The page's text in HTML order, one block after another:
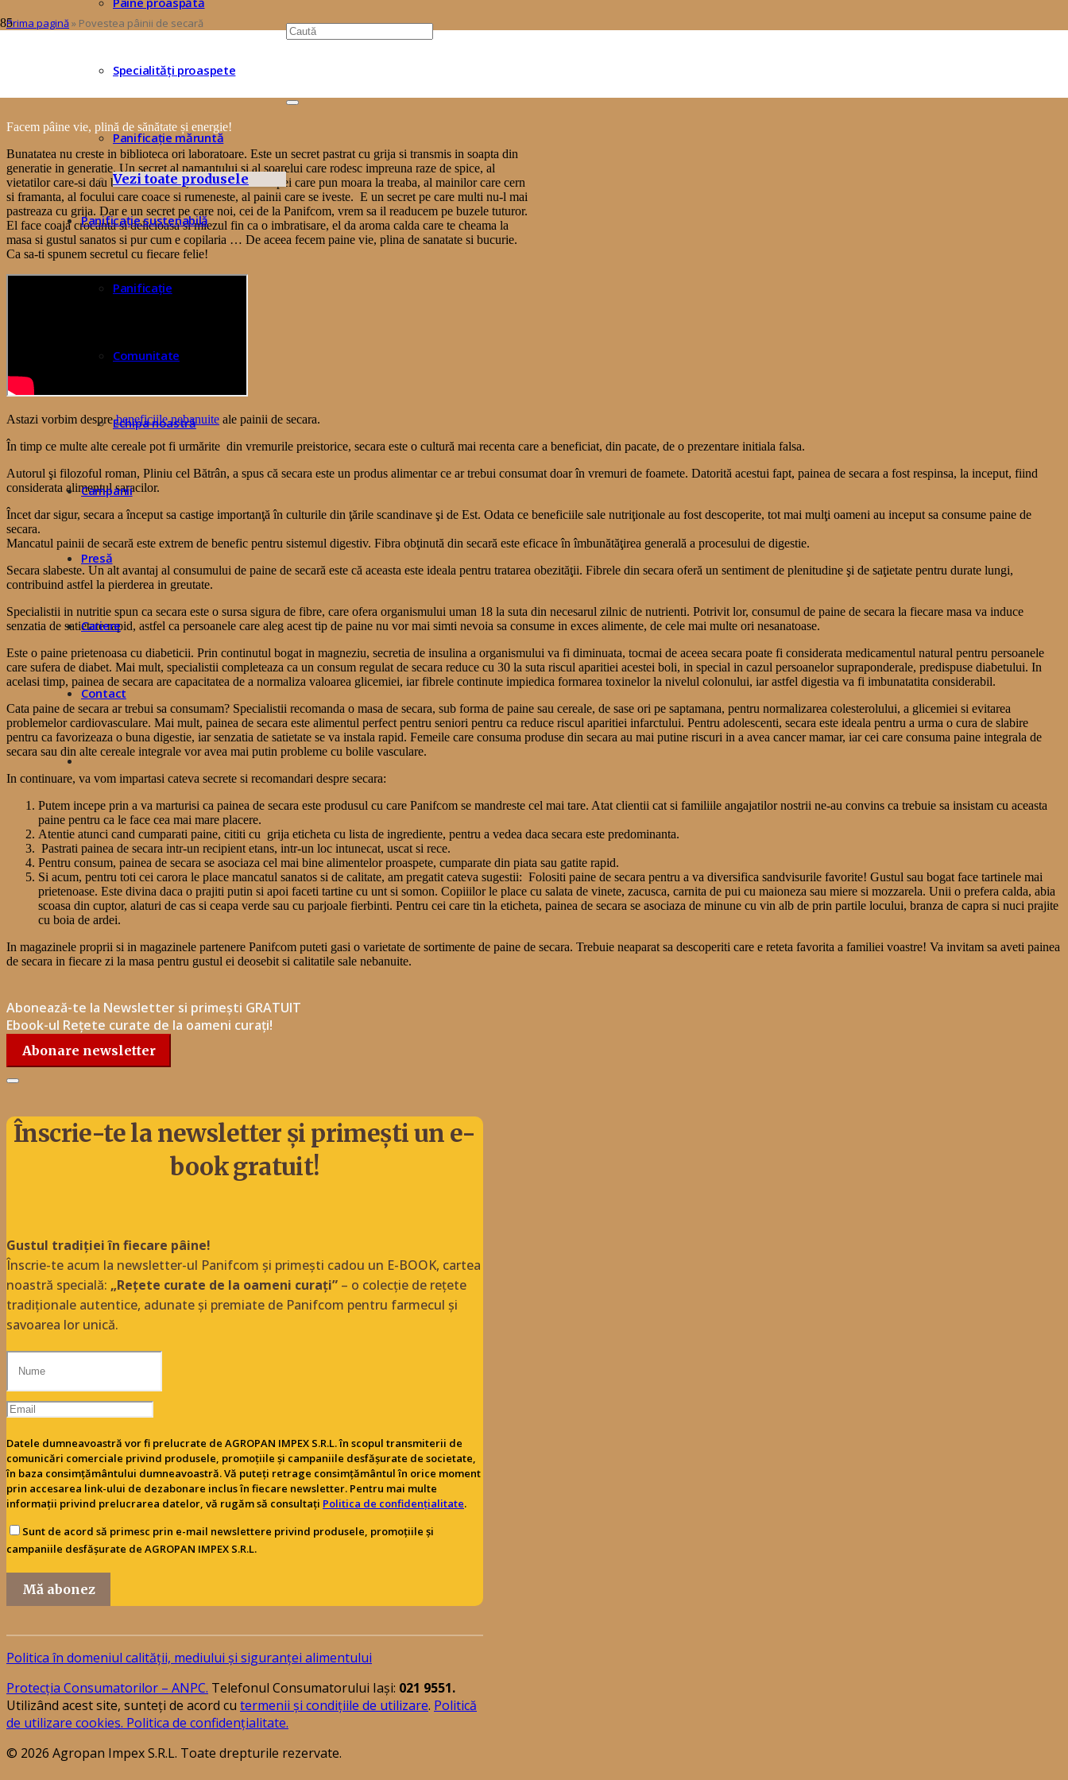
Specialități proaspete
Panificație măruntă
Vezi toate produsele
Panificație sustenabilă
Panificație
Comunitate
Echipa noastră
Campanii
Presă
Cariere
Contact
Prima pagină» Povestea pâinii de secară
Povestea pâinii de secară
Facem pâine vie, plină de sănătate și energie!
Bunatatea nu creste in biblioteca ori laboratoare. Este un secret pastrat cu grija si transmis in soapta din
generatie in generatie. Un secret al pamantului si al soarelui care rodesc impreuna raze de spice, al
vietatilor care-si dau binecuvantarea, al vantului si al apei care pun moara la treaba, al mainilor care cern
si framanta, al focului care coace si rumeneste, al painii care se iveste. E un secret pe care multi nu-l mai
pastreaza cu grija. Dar e un secret pe care noi, cei de la Panifcom, vrem sa il readucem pe buzele tuturor.
El face coaja crocanta si delicioasa si miezul fin ca o imbratisare, el da aroma calda care te cheama la
masa si gustul sanatos si pur cum e copilaria … De aceea fecem paine vie, plina de sanatate si bucurie.
Ca sa-ti spunem secretul cu fiecare felie!
Astazi vorbim desprebeneficiile nebanuite ale painii de secara.
În timp ce multe alte cereale pot fi urmărite din vremurile preistorice, secara este o cultură mai recenta care a beneficiat, din pacate, de o prezentare initiala falsa.
Autorul şi filozoful roman, Pliniu cel Bătrân, a spus că secara este un produs alimentar ce ar trebui consumat doar în vremuri de foamete. Datorită acestui fapt, painea de secara a fost respinsa, la inceput, fiind
considerata alimentul saracilor.
Încet dar sigur, secara a început sa castige importanţă în culturile din ţările scandinave şi de Est. Odata ce beneficiile sale nutriţionale au fost descoperite, tot mai mulţi oameni au inceput sa consume paine de
secara.
Mancatul painii de secară este extrem de benefic pentru sistemul digestiv. Fibra obţinută din secară este eficace în îmbunătăţirea generală a procesului de digestie.
Secara slabeste. Un alt avantaj al consumului de paine de secară este că aceasta este ideala pentru tratarea obezităţii. Fibrele din secara oferă un sentiment de plenitudine şi de saţietate pentru durate lungi,
contribuind astfel la pierderea in greutate.
Specialistii in nutritie spun ca secara este o sursa sigura de fibre, care ofera organismului uman 18 la suta din necesarul zilnic de nutrienti. Potrivit lor, consumul de paine de secara la fiecare masa va induce
senzatia de satietate rapid, astfel ca persoanele care aleg acest tip de paine nu vor mai simti nevoia sa consume in exces alimente, de cele mai multe ori nesanatoase.
Este o paine prietenoasa cu diabeticii. Prin continutul bogat in magneziu, secretia de insulina a organismului va fi diminuata, tocmai de aceea secara poate fi considerata medicamentul natural pentru persoanele
care sufera de diabet. Mai mult, specialistii completeaza ca un consum regulat de secara reduce cu 30 la suta riscul aparitiei acestei boli, in special in cazul persoanelor supraponderale, predispuse diabetului. In
acelasi timp, painea de secara are capacitatea de a normaliza valoarea glicemiei, iar fibrele continute impiedica formarea toxinelor la nivelul colonului, iar astfel digestia va fi imbunatatita considerabil.
Cata paine de secara ar trebui sa consumam? Specialistii recomanda o masa de secara, sub forma de paine sau cereale, de sase ori pe saptamana, pentru normalizarea colesterolului, a glicemiei si evitarea
problemelor cardiovasculare. Mai mult, painea de secara este alimentul perfect pentru seniori pentru ca reduce riscul aparitiei infarctului. Pentru adolescenti, secara este ideala pentru a urma o cura de slabire
pentru ca favorizeaza o buna digestie, iar senzatia de satietate se va instala rapid. Femeile care consuma produse din secara au mai putine riscuri in a avea cancer mamar, iar cei care consuma paine integrala de
secara sau din alte cereale integrale vor avea mai putin probleme cu bolile vasculare.
In continuare, va vom impartasi cateva secrete si recomandari despre secara:
Putem incepe prin a va marturisi ca painea de secara este produsul cu care Panifcom se mandreste cel mai tare. Atat clientii cat si familiile angajatilor nostrii ne-au convins ca trebuie sa insistam cu aceasta
paine pentru ca le face cea mai mare placere.
Atentie atunci cand cumparati paine, cititi cu grija eticheta cu lista de ingrediente, pentru a vedea daca secara este predominanta.
Pastrati painea de secara intr-un recipient etans, intr-un loc intunecat, uscat si rece.
Pentru consum, painea de secara se asociaza cel mai bine alimentelor proaspete, cumparate din piata sau gatite rapid.
Si acum, pentru toti cei carora le place mancatul sanatos si de calitate, am pregatit cateva sugestii: Folositi paine de secara pentru a va diversifica sandvisurile favorite! Gustul sau bogat face tartinele mai
prietenoase. Este divina daca o prajiti putin si apoi faceti tartine cu unt si somon. Copiiilor le place cu salata de vinete, zacusca, carnita de pui cu maioneza sau miere si mozzarela. Unii o prefera calda, abia
scoasa din cuptor, alaturi de cas si ceapa verde sau cu parjoale fierbinti. Pentru cei care tin la eticheta, painea de secara se asociaza de minune cu vin alb de prin partile locului, branza de capra si nuci prajite
cu boia de ardei.
In magazinele proprii si in magazinele partenere Panifcom puteti gasi o varietate de sortimente de paine de secara. Trebuie neaparat sa descoperiti care e reteta favorita a familiei voastre! Va invitam sa aveti painea
de secara in fiecare zi la masa pentru gustul ei deosebit si calitatile sale nebanuite.
Abonează-te la Newsletter si primești GRATUIT
Ebook-ul Rețete curate de la oameni curați!
Abonare newsletter
Înscrie-te la newsletter și primești un e-
book gratuit!
Gustul tradiției în fiecare pâine!
Înscrie-te acum la newsletter-ul Panifcom și primești cadou un E-BOOK, cartea
noastră specială: „Rețete curate de la oameni curați” – o colecție de rețete
tradiționale autentice, adunate și premiate de Panifcom pentru farmecul și
savoarea lor unică.
Datele dumneavoastră vor fi prelucrate de AGROPAN IMPEX S.R.L. în scopul transmiterii de
comunicări comerciale privind produsele, promoțiile și campaniile desfășurate de societate,
în baza consimțământului dumneavoastră. Vă puteți retrage consimțământul în orice moment
prin accesarea link-ului de dezabonare inclus în fiecare newsletter. Pentru mai multe
informații privind prelucrarea datelor, vă rugăm să consultați Politica de confidențialitate.
Sunt de acord să primesc prin e-mail newslettere privind produsele, promoțiile și
campaniile desfășurate de AGROPAN IMPEX S.R.L.
Mă abonez
Politica în domeniul calității, mediului și siguranței alimentului
Protecția Consumatorilor – ANPC. Telefonul Consumatorului Iași: 021 9551.
Utilizând acest site, sunteți de acord cu termenii și condițiile de utilizare. Politică
de utilizare cookies. Politica de confidențialitate.
© 2026 Agropan Impex S.R.L. Toate drepturile rezervate.